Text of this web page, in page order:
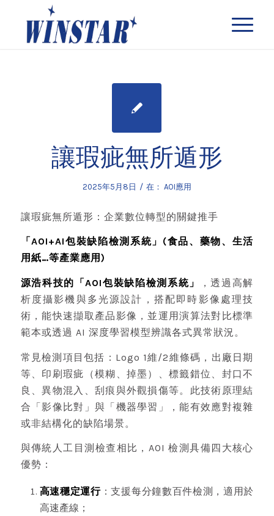
讓瑕疵無所遁形
2025年5月8日 / 在： AOI應用
讓瑕疵無所遁形：企業數位轉型的關鍵推手
「AOI+AI包裝缺陷檢測系統」(食品、藥物、生活
用紙…等產業應用)
源浩科技的「AOI包裝缺陷檢測系統」
，透過高解
析度攝影機與多光源設計，搭配即時影像處理技
術，能快速擷取產品影像，並運用演算法對比標準
範本或透過 AI 深度學習模型辨識各式異常狀況。
常見檢測項目包括：Logo 1維/2維條碼，出廠日期
等、印刷瑕疵（模糊、掉墨）、標籤錯位、封口不
良、異物混入、刮痕與外觀損傷等。此技術原理結
合「影像比對」與「機器學習」，能有效應對複雜
或非結構化的缺陷場景。
與傳統人工目測檢查相比，AOI 檢測具備四大核心
優勢：
高速穩定運行：支援每分鐘數百件檢測，適用於
高速產線；